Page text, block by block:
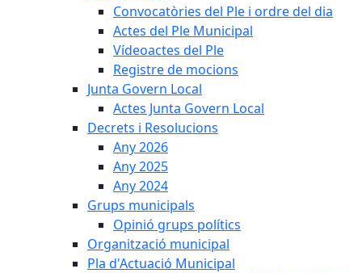
Convocatòries del Ple i ordre del dia
Actes del Ple Municipal
Vídeoactes del Ple
Registre de mocions
Junta Govern Local
Actes Junta Govern Local
Decrets i Resolucions
Any 2026
Any 2025
Any 2024
Grups municipals
Opinió grups polítics
Organització municipal
Pla d'Actuació Municipal